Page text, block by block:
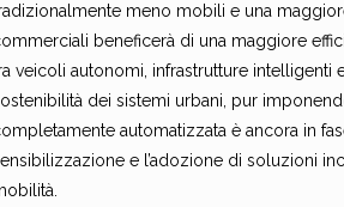
meno mobili e una
beneficerà di una maggiore
veicoli autonomi, infrastrutture
dei sistemi urbani, pur
automatizzata è ancora in
e l’adozione di soluzioni